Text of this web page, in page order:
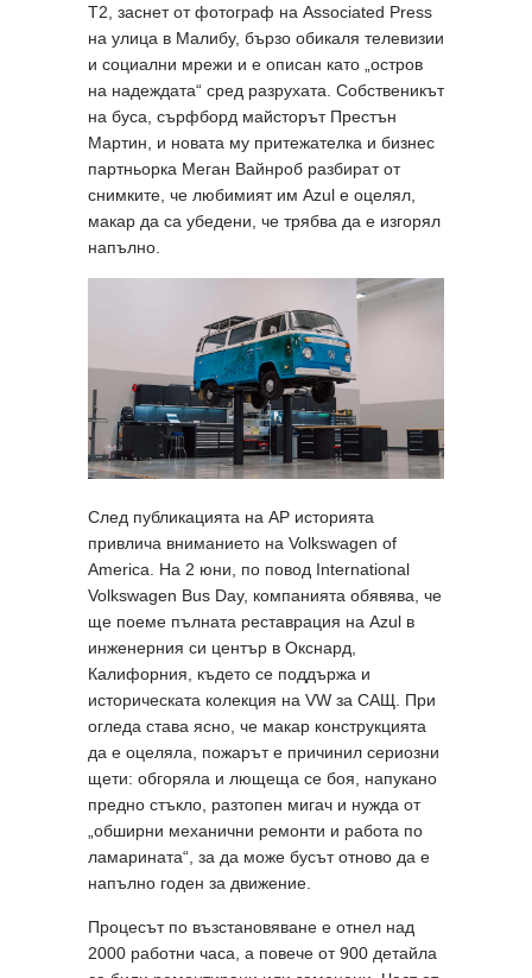
T2, заснет от фотограф на Associated Press
на улица в Малибу, бързо обикаля телевизии
и социални мрежи и е описан като „остров
на надеждата“ сред разрухата. Собственикът
на буса, сърфборд майсторът Престън
Мартин, и новата му притежателка и бизнес
партньорка Меган Вайнроб разбират от
снимките, че любимият им Azul е оцелял,
макар да са убедени, че трябва да е изгорял
напълно.
След публикацията на AP историята
привлича вниманието на Volkswagen of
America. На 2 юни, по повод International
Volkswagen Bus Day, компанията обявява, че
ще поеме пълната реставрация на Azul в
инженерния си център в Окснард,
Калифорния, където се поддържа и
историческата колекция на VW за САЩ. При
огледа става ясно, че макар конструкцията
да е оцеляла, пожарът е причинил сериозни
щети: обгоряла и лющеща се боя, напукано
предно стъкло, разтопен мигач и нужда от
„обширни механични ремонти и работа по
ламарината“, за да може бусът отново да е
напълно годен за движение.
Процесът по възстановяване е отнел над
2000 работни часа, а повече от 900 детайла